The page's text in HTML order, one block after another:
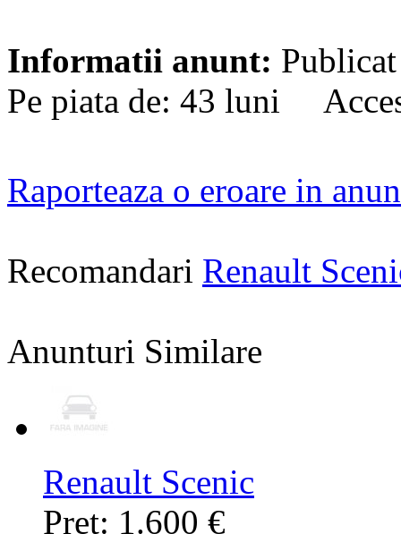
Informatii anunt:
Pe piata de: 43 luni
Raporteaza o eroare in
Recomandari Renault
Anunturi Similare
Renault Scenic
Pret: 1.600 €